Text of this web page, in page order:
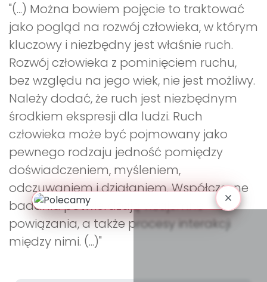
"(...) Można bowiem pojęcie to traktować
jako pogląd na rozwój człowieka, w którym
kluczowy i niezbędny jest właśnie ruch.
Rozwój człowieka z pominięciem ruchu,
bez względu na jego wiek, nie jest możliwy.
Należy dodać, że ruch jest niezbędnym
środkiem ekspresji dla ludzi. Ruch
człowieka może być pojmowany jako
pewnego rodzaju jedność pomiędzy
doświadczeniem, myśleniem,
odczuwaniem i działaniem. Współczesne
badania potwierdzają wzajemne
powiązania, a także procesy interakcji
między nimi. (...)"